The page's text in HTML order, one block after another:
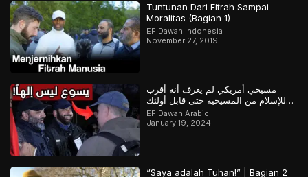
Tuntunan Dari Fitrah Sampai
Moralitas (Bagian 1)
EF Dawah Indonesia
November 27, 2019
مسيحي أمريكي لم يعرف أنه أقرب
للإسلام من المسيحية حتى قابل أولئك
المسلمين
EF Dawah Arabic
January 19, 2024
“Saya adalah Tuhan!” | Bagian 2